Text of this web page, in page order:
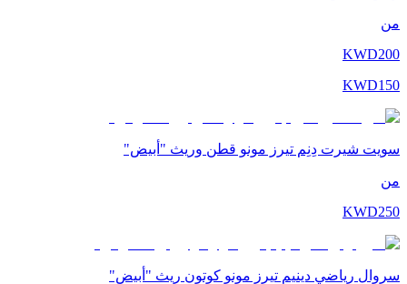
من
KWD200
KWD150
سويت شيرت دِنِم تيرز مونو قطن وريث "أبيض"
من
KWD250
سروال رياضي دينيم تيرز مونو كوتون ريث "أبيض"